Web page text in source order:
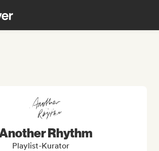
Rhythm
Playlist-Kurator